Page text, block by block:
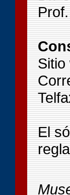
Sitio
El